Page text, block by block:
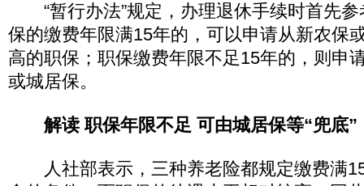
“暂行办法”规定，办理退休手续时首先参
保的缴费年限满15年的，可以申请从新农保
高的职保；职保缴费年限不足15年的，则申
或城居保。
解读 职保年限不足 可由城居保等“兜底”
人社部表示，三种养老险都规定缴费满